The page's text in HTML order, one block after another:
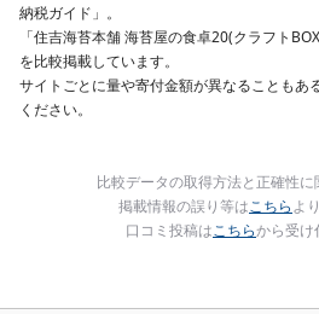
納税ガイド」。
「住吉海苔本舗 海苔屋の食卓20(クラフト
を比較掲載しています。
サイトごとに量や寄付金額が異なることもあ
ください。
比較データの取得方法と正確性に
掲載情報の誤り等はこちらよ
口コミ投稿はこちらから受け